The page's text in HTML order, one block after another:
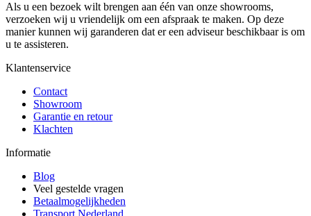
Als u een bezoek wilt brengen aan één van onze showrooms,
verzoeken wij u vriendelijk om een afspraak te maken. Op deze
manier kunnen wij garanderen dat er een adviseur beschikbaar is om
u te assisteren.
Klantenservice
Contact
Showroom
Garantie en retour
Klachten
Informatie
Blog
Veel gestelde vragen
Betaalmogelijkheden
Transport Nederland